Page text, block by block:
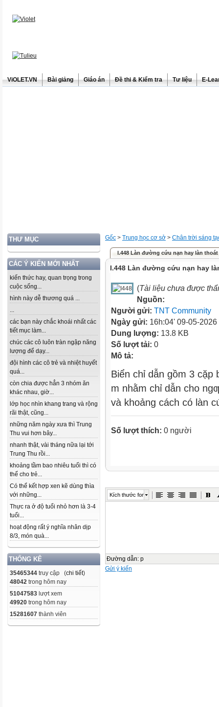
ViOLET.VN Bài giảng Giáo án Đề thi & Kiểm tra Tư liệu E-
THƯ MỤC
CÁC Ý KIẾN MỚI NHẤT
kiến thức hay, quan trọng trong
cuộc sống...
hình này dễ thương quá ...
...
các bạn này chắc khoái nhất các
tiết mục làm...
chúc các cô luôn tràn ngập năng
lượng để dạy...
đội hình các cô trẻ và nhiệt huyết
quá...
còn chia được hẳn 3 nhóm ăn
khác nhau, giờ...
lớp học nhìn khang trang và rộng
rãi thật, cũng...
những năm ngày xưa thì Trung
Thu vui hơn bây...
nhanh thật, vài tháng nữa lại tới
Trung Thu rồi...
khoảng tầm bao nhiêu tuổi thì có
thể cho trẻ...
Có thể kết hợp xen kẽ dùng thìa
với những...
Thực ra ở độ tuổi nhỏ hơn là 3-4
tuổi...
hoạt động rất ý nghĩa nhân dịp
8/3, món quà...
THỐNG KÊ
35465344 truy cập (chi tiết)
48042 trong hôm nay
51047583 lượt xem
49920 trong hôm nay
15281607 thành viên
Gốc > Trung học cơ sở > Chân trời sáng
I.448 Làn đường cứu nạn hay làn thoát
I.448 Làn đường cứu nạn hay
(Tài liệu chưa được
Nguồn:
Người gửi: TNT Community
Ngày gửi: 16h:04' 09-05-2026
Dung lượng: 13.8 KB
Số lượt tải: 0
Mô tả:
Biển chỉ dẫn gồm 3
m nhằm chỉ dẫn cho
và khoảng cách có làn
Số lượt thích: 0 người
Kích thước font
Đường dẫn: p
Gửi ý kiến